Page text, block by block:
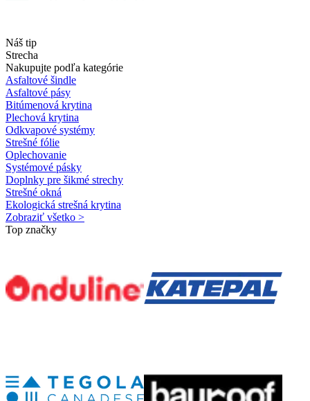
Náš tip
Strecha
Nakupujte podľa kategórie
Asfaltové šindle
Asfaltové pásy
Bitúmenová krytina
Plechová krytina
Odkvapové systémy
Strešné fólie
Oplechovanie
Systémové pásky
Doplnky pre šikmé strechy
Strešné okná
Ekologická strešná krytina
Zobraziť všetko >
Top značky